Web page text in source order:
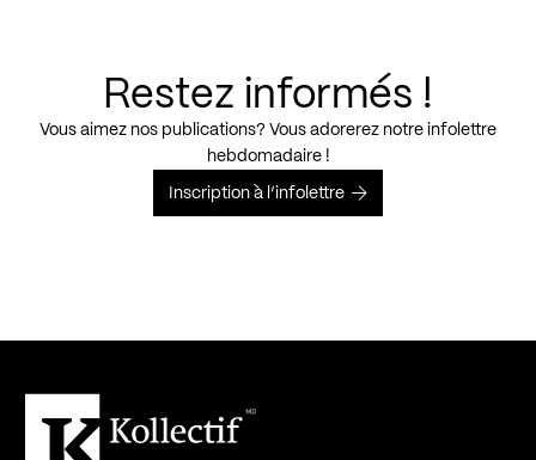
Restez informés !
Vous aimez nos publications? Vous adorerez notre infolettre
hebdomadaire !
Inscription à l’infolettre